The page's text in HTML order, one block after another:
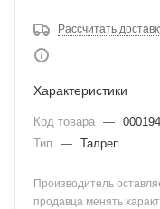
Рассчитать
Характеристики
Код товара —
Тип
— Талреп
Производитель
продавца менять